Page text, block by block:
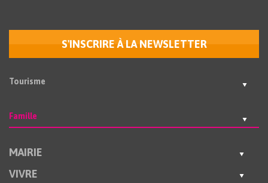
S'INSCRIRE À LA NEWSLETTER
Tourisme
Famille
MAIRIE
VIVRE